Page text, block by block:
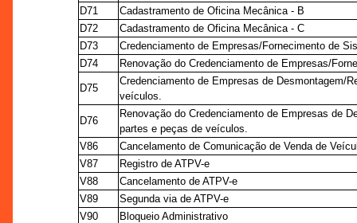
D71
Cadastramento de Oficina Mecânica - B
D72
Cadastramento de Oficina Mecânica - C
D73
Credenciamento de Empresas/Fornecimento de
D74
Renovação do Credenciamento de Empresas/
D75
Credenciamento de Empresas de Desmontagem/
veículos.
D76
Renovação do Credenciamento de Empresas de
partes e peças de veículos.
V86
Cancelamento de Comunicação de Venda de
V87
Registro de ATPV-e
V88
Cancelamento de ATPV-e
V89
Segunda via de ATPV-e
V90
Bloqueio Administrativo